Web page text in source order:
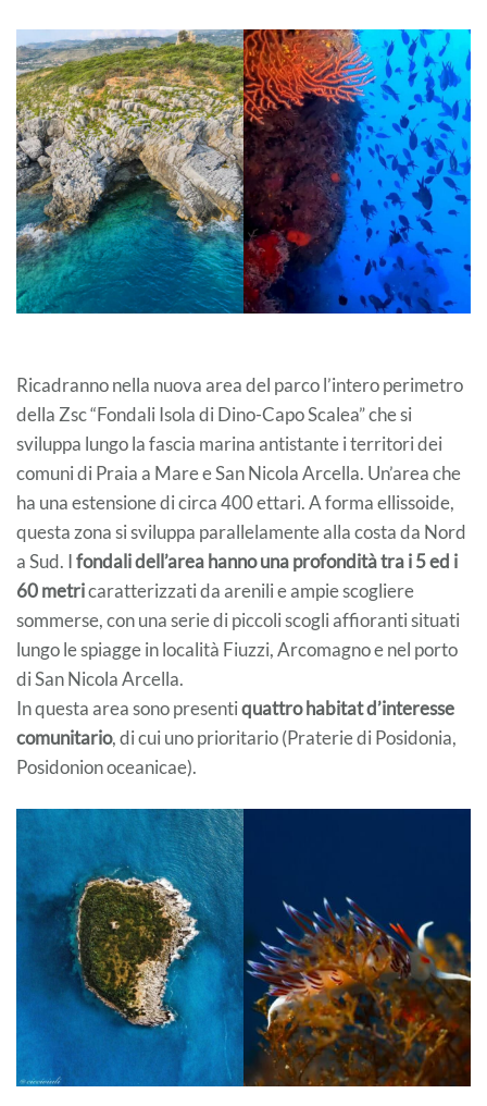
Ricadranno nella nuova area del parco l’intero perimetro
della Zsc “Fondali Isola di Dino-Capo Scalea” che si
sviluppa lungo la fascia marina antistante i territori dei
comuni di Praia a Mare e San Nicola Arcella. Un’area che
ha una estensione di circa 400 ettari. A forma ellissoide,
questa zona si sviluppa parallelamente alla costa da Nord
a Sud. Ifondali dell’area hanno una profondità tra i 5 ed i
60 metricaratterizzati da arenili e ampie scogliere
sommerse, con una serie di piccoli scogli affioranti situati
lungo le spiagge in località Fiuzzi, Arcomagno e nel porto
di San Nicola Arcella.
In questa area sono presentiquattro habitat d’interesse
comunitario, di cui uno prioritario (Praterie di Posidonia,
Posidonion oceanicae).